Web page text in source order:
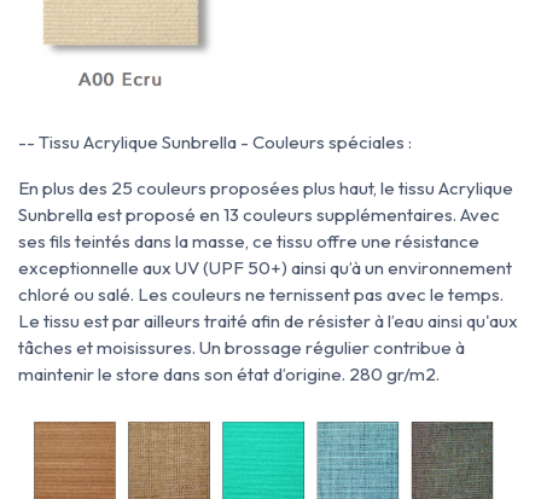
-- Tissu Acrylique Sunbrella - Couleurs spéciales :
En plus des 25 couleurs proposées plus haut, le tissu Acrylique
Sunbrella est proposé en 13 couleurs supplémentaires. Avec
ses fils teintés dans la masse, ce tissu offre une résistance
exceptionnelle aux UV (UPF 50+) ainsi qu’à un environnement
chloré ou salé. Les couleurs ne ternissent pas avec le temps.
Le tissu est par ailleurs traité afin de résister à l’eau ainsi qu'aux
tâches et moisissures. Un brossage régulier contribue à
maintenir le store dans son état d’origine. 280 gr/m2.